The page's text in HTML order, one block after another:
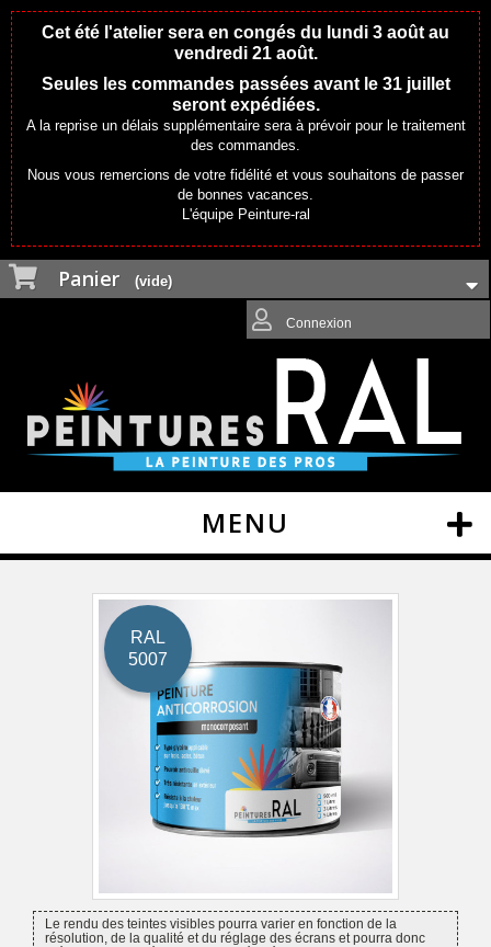
Cet été l'atelier sera en congés du lundi 3 août au
vendredi 21 août.
Seules les commandes passées avant le 31 juillet
seront expédiées.
A la reprise un délais supplémentaire sera à prévoir pour le traitement
des commandes.
Nous vous remercions de votre fidélité et vous souhaitons de passer
de bonnes vacances.
L'équipe Peinture-ral
Panier (vide)
Connexion
MENU
RAL
5007
Le rendu des teintes visibles pourra varier en fonction de la
résolution, de la qualité et du réglage des écrans et pourra donc